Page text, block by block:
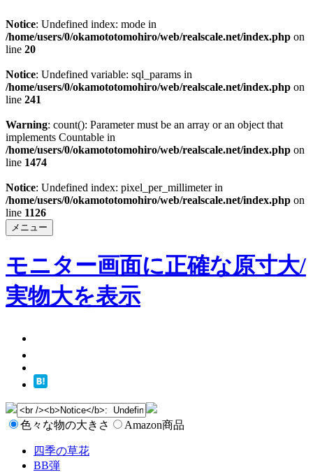
Notice: Undefined index: mode in
/home/users/0/okamototomohiro/web/realscale.net/index.php on
line 20
Notice: Undefined variable: sql_params in
/home/users/0/okamototomohiro/web/realscale.net/index.php on
line 241
Warning: count(): Parameter must be an array or an object that
implements Countable in
/home/users/0/okamototomohiro/web/realscale.net/index.php on
line 1474
Notice: Undefined index: pixel_per_millimeter in
/home/users/0/okamototomohiro/web/realscale.net/index.php on
line 1126
メニュー
モニター画面に正確な原寸大/
実物大を表示
色々な物の大きさ Amazon商品
四季の草花
BB弾